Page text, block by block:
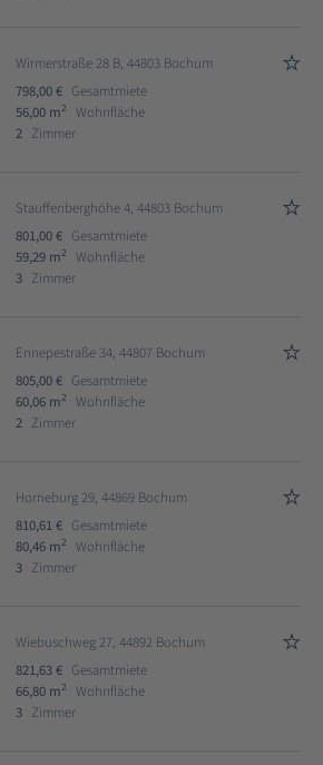
Wirmerstraße 28 B, 44803 Bochum
798,00 € Gesamtmiete
56,00 m2
Wohnfläche
2 Zimmer
Stauffenberghöhe 4, 44803 Bochum
801,00 € Gesamtmiete
59,29 m2
Wohnfläche
3 Zimmer
Ennepestraße 34, 44807 Bochum
805,00 € Gesamtmiete
60,06 m2
Wohnfläche
2 Zimmer
Horneburg 29, 44869 Bochum
810,61 € Gesamtmiete
80,46 m2
Wohnfläche
3 Zimmer
Wiebuschweg 27, 44892 Bochum
821,63 € Gesamtmiete
66,80 m2
Wohnfläche
3 Zimmer